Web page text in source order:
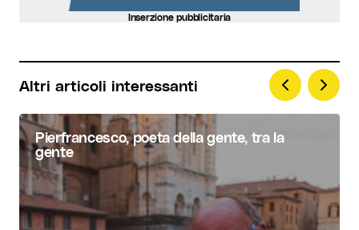
Inserzione pubblicitaria
Altri articoli interessanti
Pierfrancesco, poeta della gente, tra la
gente